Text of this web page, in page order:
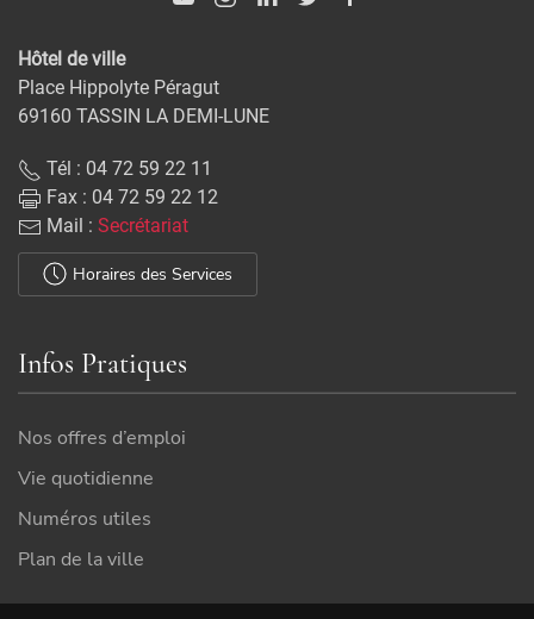
Hôtel de ville
Place Hippolyte Péragut
69160 TASSIN LA DEMI-LUNE
Tél : 04 72 59 22 11
Fax : 04 72 59 22 12
Mail : Secrétariat
Horaires des Services
Infos Pratiques
Nos offres d’emploi
Vie quotidienne
Numéros utiles
Plan de la ville